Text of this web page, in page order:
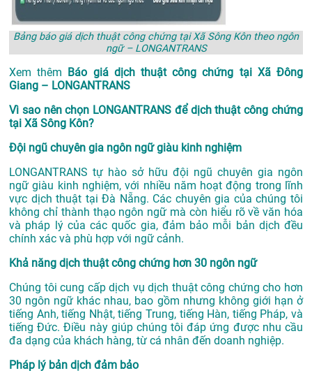
Bảng báo giá dịch thuật công chứng tại Xã Sông Kôn theo ngôn
ngữ – LONGANTRANS
Xem thêm
Báo giá dịch thuật công chứng tại Xã Đông
Giang – LONGANTRANS
Vì sao nên chọn LONGANTRANS để dịch thuật công chứng
tại Xã Sông Kôn?
Đội ngũ chuyên gia ngôn ngữ giàu kinh nghiệm
LONGANTRANS tự hào sở hữu đội ngũ chuyên gia ngôn
ngữ giàu kinh nghiệm, với nhiều năm hoạt động trong lĩnh
vực dịch thuật tại Đà Nẵng. Các chuyên gia của chúng tôi
không chỉ thành thạo ngôn ngữ mà còn hiểu rõ về văn hóa
và pháp lý của các quốc gia, đảm bảo mỗi bản dịch đều
chính xác và phù hợp với ngữ cảnh.
Khả năng dịch thuật công chứng hơn 30 ngôn ngữ
Chúng tôi cung cấp dịch vụ dịch thuật công chứng cho hơn
30 ngôn ngữ khác nhau, bao gồm nhưng không giới hạn ở
tiếng Anh, tiếng Nhật, tiếng Trung, tiếng Hàn, tiếng Pháp, và
tiếng Đức. Điều này giúp chúng tôi đáp ứng được nhu cầu
đa dạng của khách hàng, từ cá nhân đến doanh nghiệp.
Pháp lý bản dịch đảm bảo